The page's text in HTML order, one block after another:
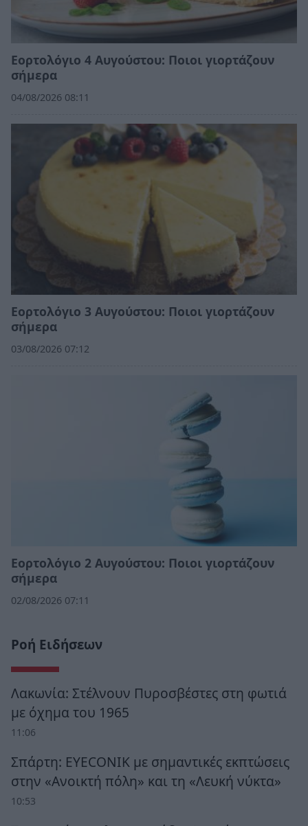
Εορτολόγιο 4 Αυγούστου: Ποιοι γιορτάζουν
σήμερα
04/08/2026 08:11
Εορτολόγιο 3 Αυγούστου: Ποιοι γιορτάζουν
σήμερα
03/08/2026 07:12
Εορτολόγιο 2 Αυγούστου: Ποιοι γιορτάζουν
σήμερα
02/08/2026 07:11
Ροή Ειδήσεων
Λακωνία: Στέλνουν Πυροσβέστες στη φωτιά
με όχημα του 1965
11:06
Σπάρτη: EYECONIK με σημαντικές εκπτώσεις
στην «Ανοικτή πόλη» και τη «Λευκή νύκτα»
10:53